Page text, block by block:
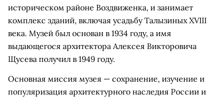
историческом районе Воздвиженка, и занимает
комплекс зданий, включая усадьбу Талызиных XVIII
века. Музей был основан в 1934 году, а имя
выдающегося архитектора Алексея Викторовича
Щусева получил в 1949 году.
Основная миссия музея — сохранение, изучение и
популяризация архитектурного наследия России и